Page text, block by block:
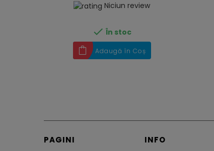
Niciun review
 În stoc
Adaugă în Coș
PAGINI INFO